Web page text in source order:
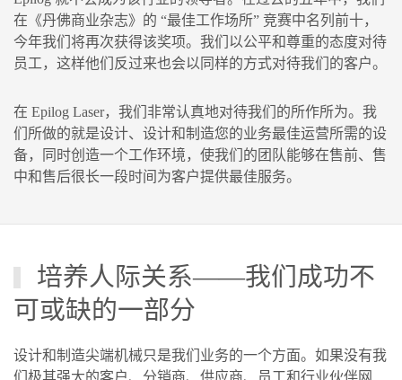
在《丹佛商业杂志》的 “最佳工作场所” 竞赛中名列前十，
今年我们将再次获得该奖项。我们以公平和尊重的态度对待
员工，这样他们反过来也会以同样的方式对待我们的客户。
在 Epilog Laser，我们非常认真地对待我们的所作所为。我
们所做的就是设计、设计和制造您的业务最佳运营所需的设
备，同时创造一个工作环境，使我们的团队能够在售前、售
中和售后很长一段时间为客户提供最佳服务。
培养人际关系——我们成功不
可或缺的一部分
设计和制造尖端机械只是我们业务的一个方面。如果没有我